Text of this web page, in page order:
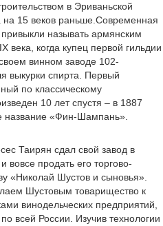
в Эриваньской
на 15 веков раньше.Современная
называть армянским
века, когда купец первой гильдии
винном заводе 102-
выкурки спирта. Первый
по классическому
10 лет спустя – в 1887
название «Фин-Шампань».
Таирян сдал свой завод в
продать его торгово-
«Николай Шустов и сыновья».
Шустовым товарищество к
винодельческих предприятий,
всей России. Изучив технологии